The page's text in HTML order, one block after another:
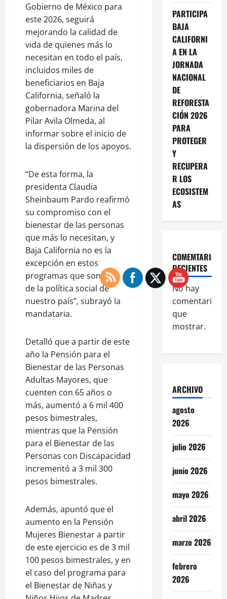
Gobierno de México para
este 2026, seguirá
mejorando la calidad de
vida de quienes más lo
necesitan en todo el país,
incluidos miles de
beneficiarios en Baja
California, señaló la
gobernadora Marina del
Pilar Avila Olmeda, al
informar sobre el inicio de
la dispersión de los apoyos.
“De esta forma, la
presidenta Claudia
Sheinbaum Pardo reafirmó
su compromiso con el
bienestar de las personas
que más lo necesitan, y
Baja California no es la
excepción en estos
programas que son pilar
de la política social de
nuestro país”, subrayó la
mandataria.
Detalló que a partir de este
año la Pensión para el
Bienestar de las Personas
Adultas Mayores, que
cuenten con 65 años o
más, aumentó a 6 mil 400
pesos bimestrales,
mientras que la Pensión
para el Bienestar de las
Personas con Discapacidad
incrementó a 3 mil 300
pesos bimestrales.
Además, apuntó que el
aumento en la Pensión
Mujeres Bienestar a partir
de este ejercicio es de 3 mil
100 pesos bimestrales, y en
el caso del programa para
el Bienestar de Niñas y
PARTICIPA
BAJA
CALIFORNI
A EN LA
JORNADA
NACIONAL
DE
REFORESTA
CIÓN 2026
PARA
PROTEGER
Y
RECUPERA
R LOS
ECOSISTEM
AS
COMEMTARIOS
RECIENTES
No hay
comentarios
que
mostrar.
ARCHIVO
agosto
2026
julio 2026
junio 2026
mayo 2026
abril 2026
marzo 2026
febrero
2026